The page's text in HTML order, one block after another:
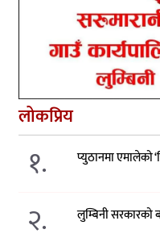
लोकप्रिय
१. प्युठानमा एमालेको
२. लुम्बिनी